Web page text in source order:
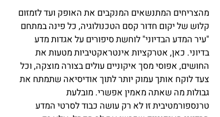
מהצריחים המתנשאים המנקבים את האופק ועד לזמזום
קלוש של יקום חדור קסם הטכנולוגיה, כל פינה במתחם
"עיר המדע הבדיוני" לוחשת סיפורים על אגדות מדע
בדיוני. כאן, אטרקציות אינטראקטיביות מטעות את
החושים, אפוסי מסך איקוניים עולים בצורה מוצקה, וכל
צעד לוקח אותך עמוק יותר לתוך אודיסיאה שתמתח את
גבולות מה שאתה מאמין אפשרי. מובלעת
טרנספורמטיבית זו לא רק עושה כבוד לסרטי המדע